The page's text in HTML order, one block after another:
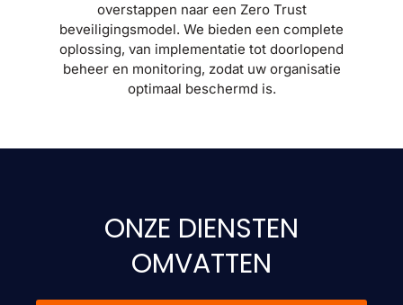
overstappen naar een Zero Trust
beveiligingsmodel. We bieden een complete
oplossing, van implementatie tot doorlopend
beheer en monitoring, zodat uw organisatie
optimaal beschermd is.
ONZE DIENSTEN
OMVATTEN